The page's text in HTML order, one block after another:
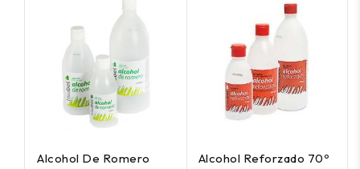
Alcohol De Romero
Alcohol Reforzado 70º